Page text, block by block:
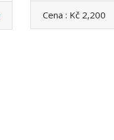
Cena : Kč 2,200